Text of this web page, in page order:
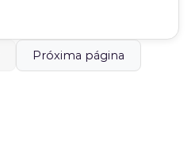
Próxima página